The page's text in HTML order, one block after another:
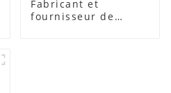
Fabricant et
fournisseur de